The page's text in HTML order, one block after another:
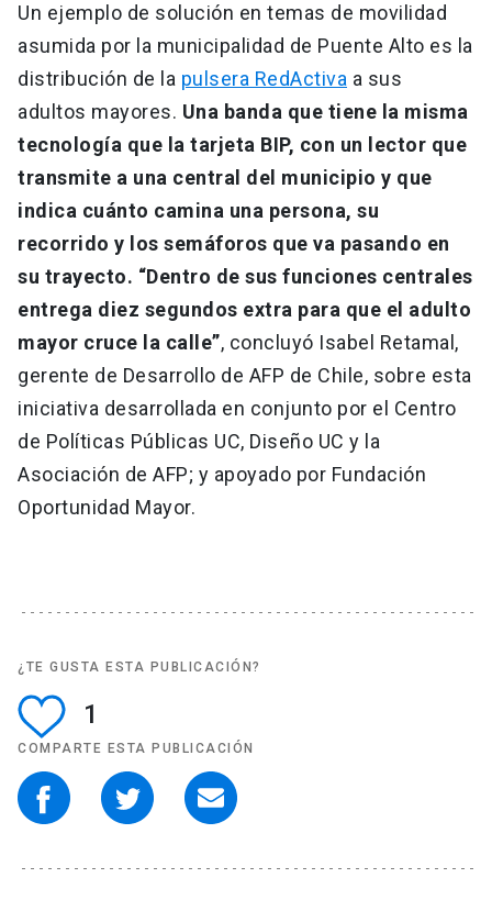
Un ejemplo de solución en temas de movilidad
asumida por la municipalidad de Puente Alto es la
distribución de la pulsera RedActiva a sus
adultos mayores. Una banda que tiene la misma
tecnología que la tarjeta BIP, con un lector que
transmite a una central del municipio y que
indica cuánto camina una persona, su
recorrido y los semáforos que va pasando en
su trayecto. “Dentro de sus funciones centrales
entrega diez segundos extra para que el adulto
mayor cruce la calle”, concluyó Isabel Retamal,
gerente de Desarrollo de AFP de Chile, sobre esta
iniciativa desarrollada en conjunto por el Centro
de Políticas Públicas UC, Diseño UC y la
Asociación de AFP; y apoyado por Fundación
Oportunidad Mayor.
¿TE GUSTA ESTA PUBLICACIÓN?
1
COMPARTE ESTA PUBLICACIÓN